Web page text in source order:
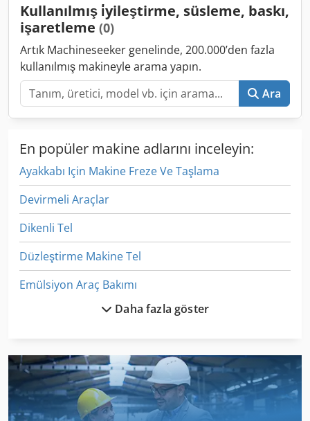
Kullanılmış i̇yileştirme, süsleme, baskı,
işaretleme (0)
Artık Machineseeker genelinde, 200.000’den fazla
kullanılmış makineyle arama yapın.
Ara
En popüler makine adlarını inceleyin:
Ayakkabı Için Makine Freze Ve Taşlama
Devirmeli Araçlar
Dikenli Tel
Düzleştirme Makine Tel
Emülsiyon Araç Bakımı
Etiket Yazdırma
Gkt 60
Daha fazla göster